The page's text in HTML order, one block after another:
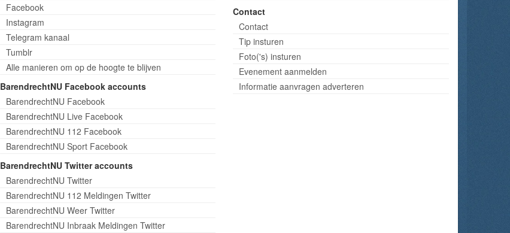
Facebook
Instagram
Telegram kanaal
Tumblr
Alle manieren om op de hoogte te blijven
BarendrechtNU Facebook accounts
BarendrechtNU Facebook
BarendrechtNU Live Facebook
BarendrechtNU 112 Facebook
BarendrechtNU Sport Facebook
BarendrechtNU Twitter accounts
BarendrechtNU Twitter
BarendrechtNU 112 Meldingen Twitter
BarendrechtNU Weer Twitter
BarendrechtNU Inbraak Meldingen Twitter
Contact
Contact
Tip insturen
Foto('s) insturen
Evenement aanmelden
Informatie aanvragen adverteren